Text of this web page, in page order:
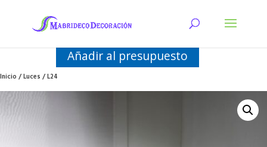
Añadir al presupuesto
Inicio/Luces/ L24